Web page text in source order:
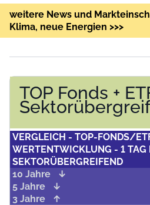
weitere News und
Klima, neue Energien >>>
TOP Fonds +
VERGLEICH - TOP-FONDS/
WERTENTWICKLUNG - 1 TAG
SEKTORÜBERGREIFEND
10 Jahre
5 Jahre
3 Jahre